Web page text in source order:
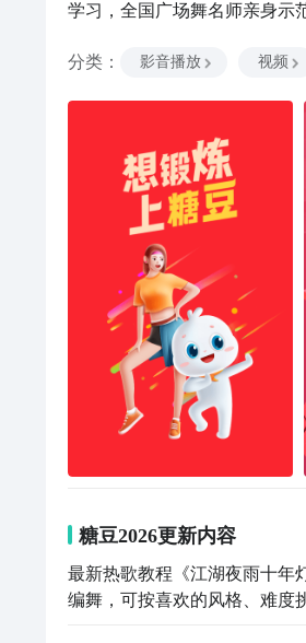
学习，全国广场舞名师亲身示
家就能运动，减肥、瘦身操，
分类 ： 影音播放 视频
糖豆2026更新内容
最新热歌教程《江湖夜雨十年
编舞，可按喜欢的风格、难度